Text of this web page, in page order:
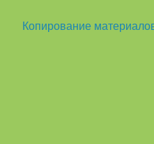
Копирование